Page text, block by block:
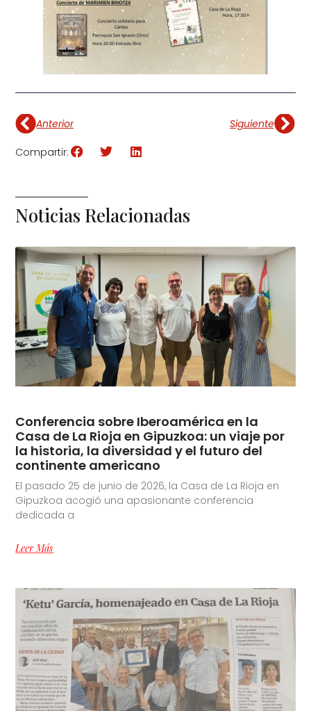
Anterior Siguiente
Compartir:
Noticias Relacionadas
Conferencia sobre Iberoamérica en la
Casa de La Rioja en Gipuzkoa: un viaje por
la historia, la diversidad y el futuro del
continente americano
El pasado 25 de junio de 2026, la Casa de La Rioja en
Gipuzkoa acogió una apasionante conferencia
dedicada a
Leer Más